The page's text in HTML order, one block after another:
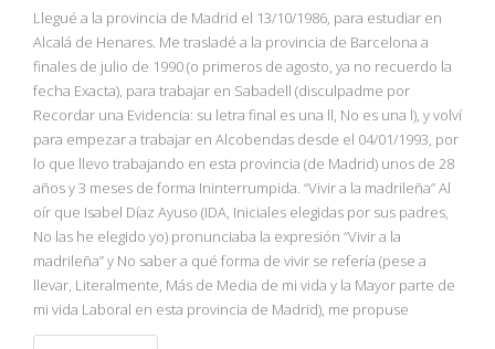
NBA
MULTIMEDIA
RIO 2016
Llegué a la provincia de Madrid el 13/10/1986, para estudiar en
Alcalá de Henares. Me trasladé a la provincia de Barcelona a
finales de julio de 1990 (o primeros de agosto, ya no recuerdo la
fecha Exacta), para trabajar en Sabadell (disculpadme por
Recordar una Evidencia: su letra final es una ll, No es una l), y volví
para empezar a trabajar en Alcobendas desde el 04/01/1993, por
lo que llevo trabajando en esta provincia (de Madrid) unos de 28
años y 3 meses de forma Ininterrumpida. “Vivir a la madrileña” Al
oír que Isabel Díaz Ayuso (IDA, Iniciales elegidas por sus padres,
No las he elegido yo) pronunciaba la expresión “Vivir a la
madrileña” y No saber a qué forma de vivir se refería (pese a
llevar, Literalmente, Más de Media de mi vida y la Mayor parte de
mi vida Laboral en esta provincia de Madrid), me propuse